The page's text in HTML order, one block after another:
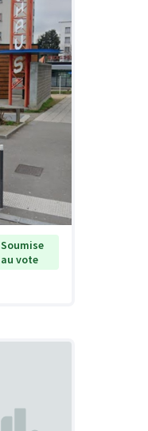
Soumise
au vote